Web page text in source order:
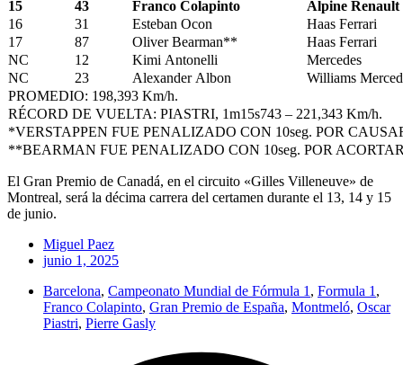
15 43 Franco Colapinto
Alpine Renault
16
31 Esteban Ocon
Haas Ferrari
17
87 Oliver Bearman**
Haas Ferrari
NC
12 Kimi Antonelli
Mercedes
NC
23 Alexander Albon
Williams
PROMEDIO: 198,393 Km/h.
RÉCORD DE VUELTA: PIASTRI, 1m15s743 – 221,343 Km/h.
*VERSTAPPEN FUE PENALIZADO CON 10seg. POR
**BEARMAN FUE PENALIZADO CON 10seg. POR
El Gran Premio de Canadá, en el circuito «Gilles Villeneuve» de
Montreal, será la décima carrera del certamen durante el 13, 14 y 15
de junio.
Miguel Paez
junio 1, 2025
Barcelona, Campeonato Mundial de Fórmula 1 , Formula 1 ,
Franco Colapinto, Gran Premio de España, Montmeló, Oscar
Piastri, Pierre Gasly